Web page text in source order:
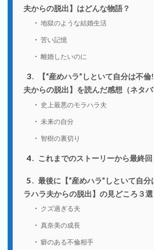
夫からの脱出】はどんな物語？
地獄のような結婚生活
苦い記憶
離婚したいのに
3
【“産めハラ”しといて自分は不倫
夫からの脱出】を読んだ感想（ネタバ
史上最悪のモラハラ夫
未来の自分
智樹の裏切り
4 これまでのストーリーから最終回
5
最後に【“産めハラ”しといて自分
ラハラ夫からの脱出】の見どころ３選
クズ過ぎる夫
真奈美の成長
癖のある不倫相手